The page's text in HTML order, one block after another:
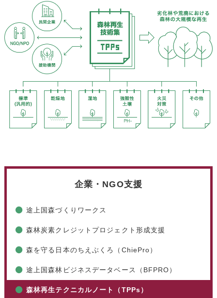
企業・NGO支援
途上国森づくりワークス
森林炭素クレジットプロジェクト形成支援
森を守る日本のちえぶくろ（ChiePro）
途上国森林ビジネスデータベース（BFPRO）
森林再生テクニカルノート（TPPs）